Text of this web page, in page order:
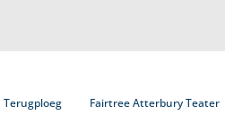
Terugploeg Fairtree Atterbury Teater